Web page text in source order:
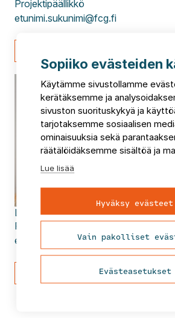
Projektipäällikkö
etunimi.sukunimi@fcg.fi
Leila
Väyrynen
Projektijohtaja
etunimi.sukunimi@fcg.fi
Lähetä viesti
Sopiiko evästeiden
Käytämme sivustollamme
kerätäksemme ja
sivuston suorituskykyä ja
tarjotaksemme sosiaalisen
ominaisuuksia sekä
räätälöidäksemme sisältöä ja
Lue lisää
Hyväksy evästeet
Vain pakolliset
Evästeasetukset